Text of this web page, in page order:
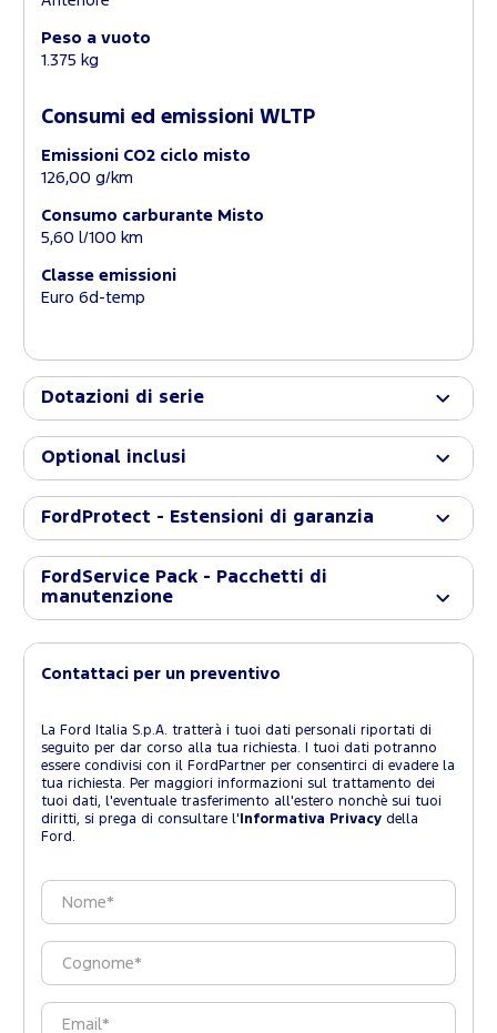
Peso a vuoto
1.375 kg
Consumi ed emissioni WLTP
Emissioni CO2 ciclo misto
126,00 g/km
Consumo carburante Misto
5,60 l/100 km
Classe emissioni
Euro 6d-temp
Dotazioni di serie
Optional inclusi
FordProtect - Estensioni di garanzia
FordService Pack - Pacchetti di
manutenzione
Contattaci per un preventivo
La Ford Italia S.p.A. tratterà i tuoi dati personali riportati di
seguito per dar corso alla tua richiesta. I tuoi dati potranno
essere condivisi con il FordPartner per consentirci di evadere la
tua richiesta. Per maggiori informazioni sul trattamento dei
tuoi dati, l'eventuale trasferimento all'estero nonchè sui tuoi
diritti, si prega di consultare l' Informativa Privacy della
Ford.